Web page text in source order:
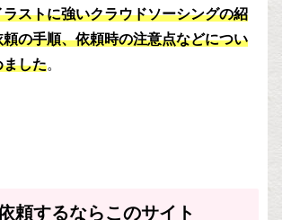
ストに強いクラウドソーシングの紹
の手順、依頼時の注意点などについ
ました。
頼するならこのサイト